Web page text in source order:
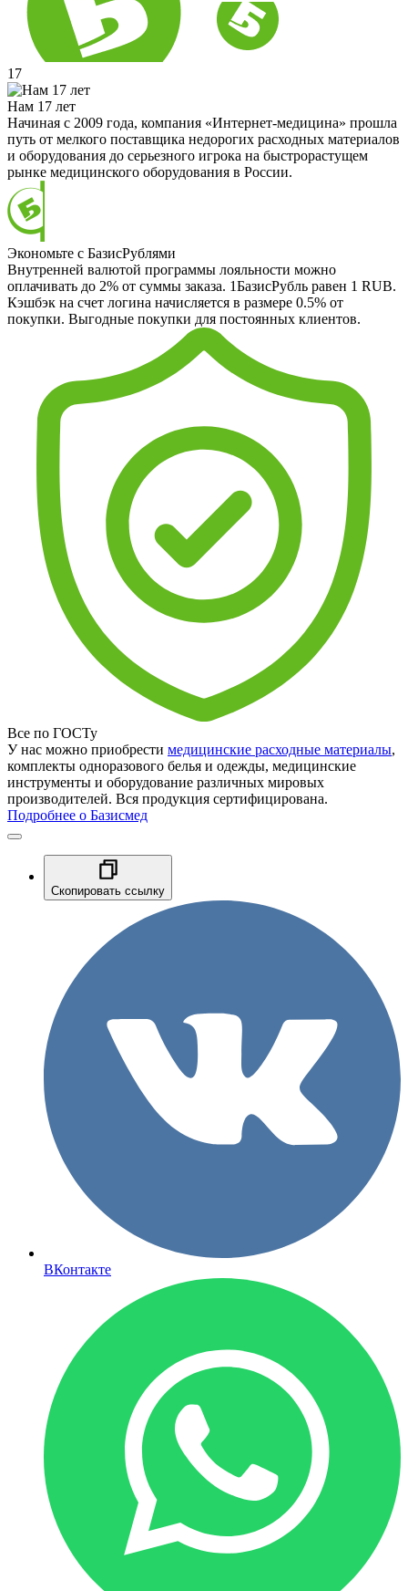
17
Нам 17 лет
Начиная с 2009 года, компания «Интернет-медицина» прошла
путь от мелкого поставщика недорогих расходных материалов
и оборудования до серьезного игрока на быстрорастущем
рынке медицинского оборудования в России.
Экономьте с БазисРублями
Внутренней валютой программы лояльности можно
оплачивать до 2% от суммы заказа. 1БазисРубль равен 1 RUB.
Кэшбэк на счет логина начисляется в размере 0.5% от
покупки. Выгодные покупки для постоянных клиентов.
Все по ГОСТу
У нас можно приобрести медицинские расходные материалы,
комплекты одноразового белья и одежды, медицинские
инструменты и оборудование различных мировых
производителей. Вся продукция сертифицирована.
Подробнее о Базисмед
Скопировать ссылку
ВКонтакте